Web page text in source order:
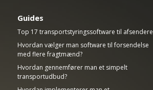
Guides
Top 17 transportstyringssoftware til afsendere
Hvordan vælger man software til forsendelse
med flere fragtmænd?
Hvordan gennemfører man et simpelt
transportudbud?